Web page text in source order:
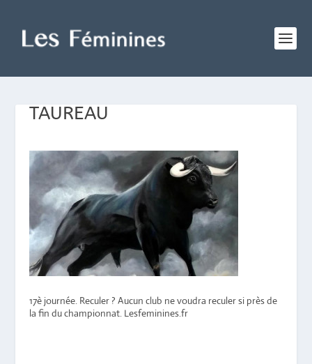
TAUREAU
17è journée. Reculer ? Aucun club ne voudra reculer si près de
la fin du championnat. Lesfeminines.fr